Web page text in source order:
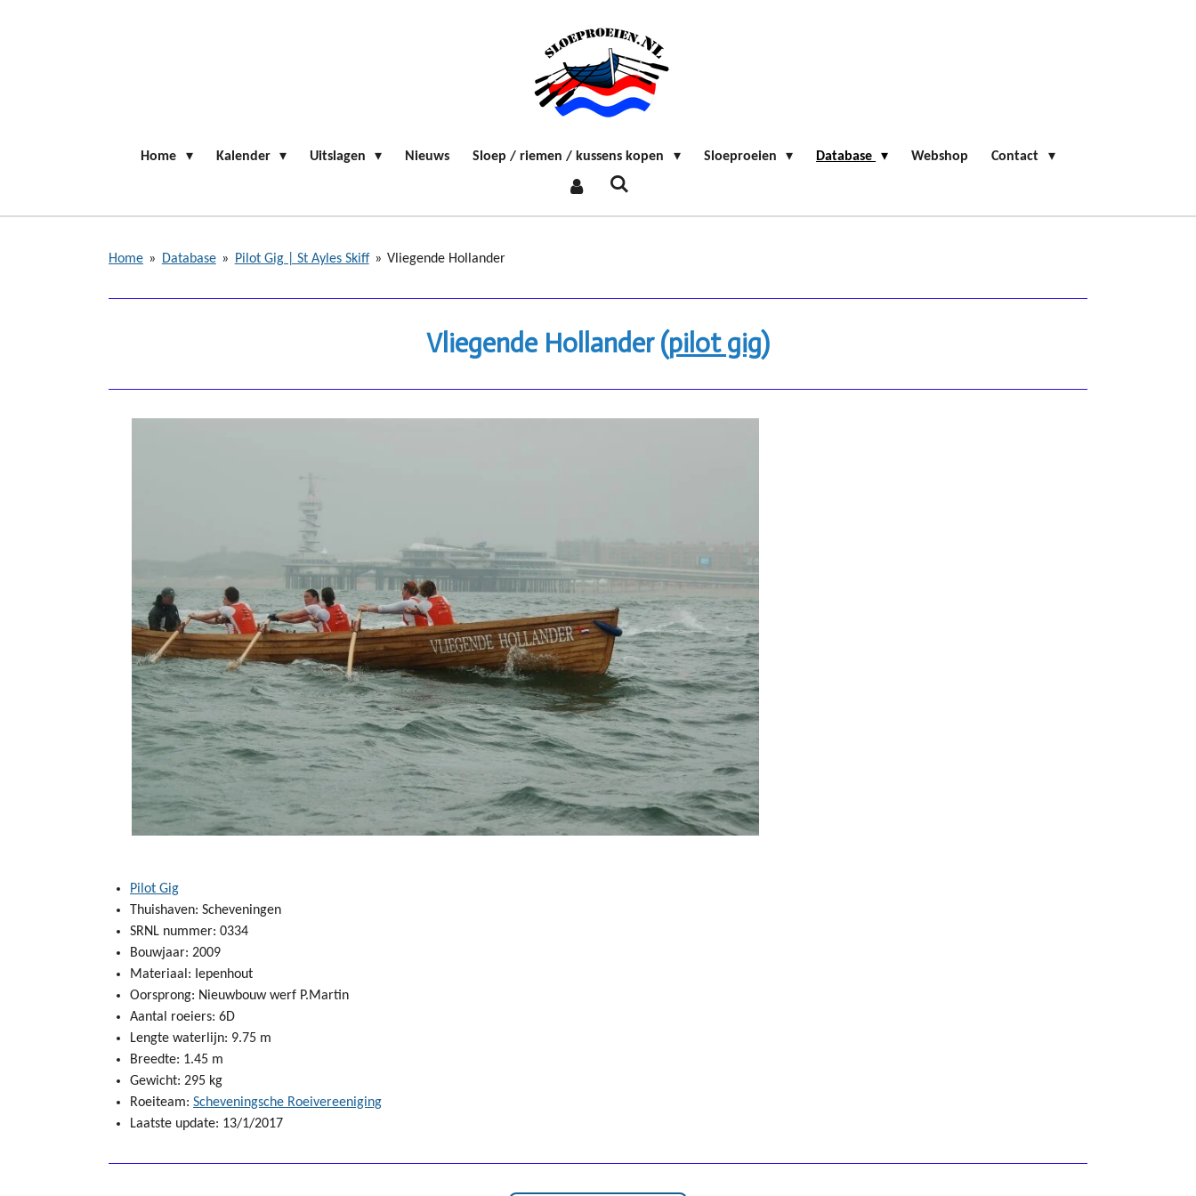
Home Kalender Uitslagen Nieuws Sloep / riemen / kussens kopen Sloeproeien Database Webshop Contact
Home » Database » Pilot Gig | St Ayles Skiff » Vliegende Hollander
Vliegende Hollander (pilot gig)
Pilot Gig
Thuishaven: Scheveningen
SRNL nummer: 0334
Bouwjaar: 2009
Materiaal: Iepenhout
Oorsprong: Nieuwbouw werf P.Martin
Aantal roeiers: 6D
Lengte waterlijn: 9.75 m
Breedte: 1.45 m
Gewicht: 295 kg
Roeiteam: Scheveningsche Roeivereeniging
Laatste update: 13/1/2017